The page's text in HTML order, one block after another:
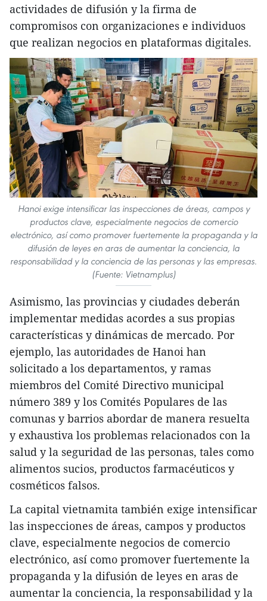
actividades de difusión y la firma de
compromisos con organizaciones e individuos
que realizan negocios en plataformas digitales.
Hanoi exige intensificar las inspecciones de áreas, campos y
productos clave, especialmente negocios de comercio
electrónico, así como promover fuertemente la propaganda y la
difusión de leyes en aras de aumentar la conciencia, la
responsabilidad y la conciencia de las personas y las empresas.
(Fuente: Vietnamplus)
Asimismo, las provincias y ciudades deberán
implementar medidas acordes a sus propias
características y dinámicas de mercado. Por
ejemplo, las autoridades de Hanoi han
solicitado a los departamentos, y ramas
miembros del Comité Directivo municipal
número 389 y los Comités Populares de las
comunas y barrios abordar de manera resuelta
y exhaustiva los problemas relacionados con la
salud y la seguridad de las personas, tales como
alimentos sucios, productos farmacéuticos y
cosméticos falsos.
La capital vietnamita también exige intensificar
las inspecciones de áreas, campos y productos
clave, especialmente negocios de comercio
electrónico, así como promover fuertemente la
propaganda y la difusión de leyes en aras de
aumentar la conciencia, la responsabilidad y la